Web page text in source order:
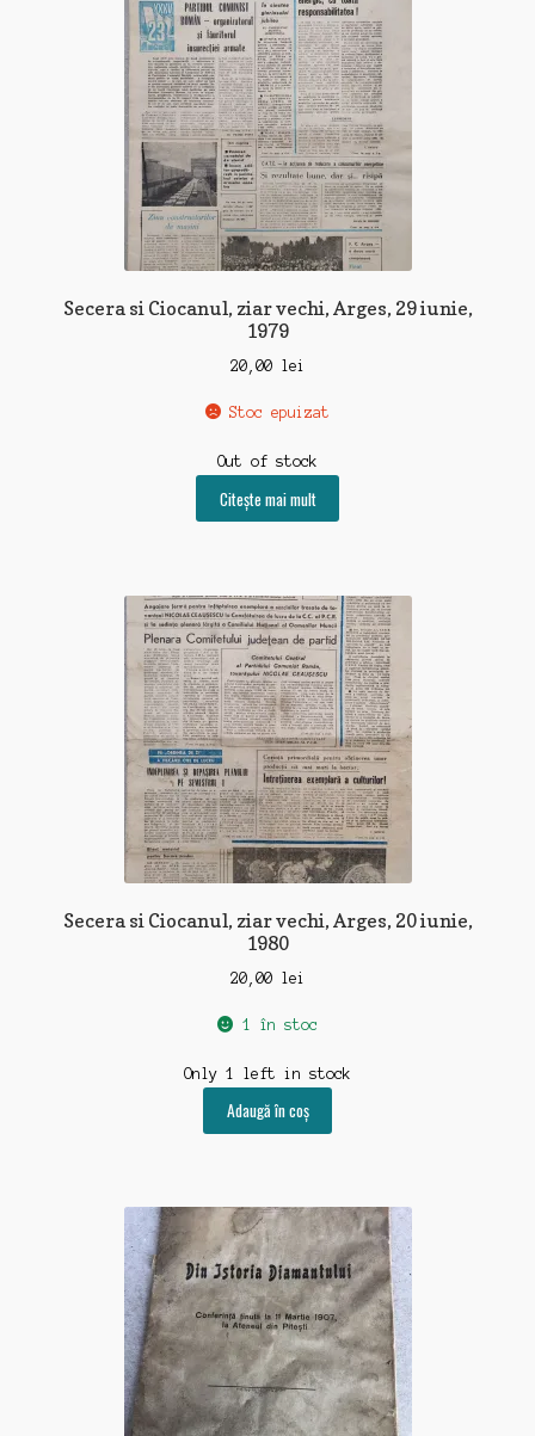
Secera si Ciocanul, ziar vechi, Arges, 29 iunie,
1979
20,00 lei
Stoc epuizat
Out of stock
Citește mai mult
Secera si Ciocanul, ziar vechi, Arges, 20 iunie,
1980
20,00 lei
1 în stoc
Only 1 left in stock
Adaugă în coș